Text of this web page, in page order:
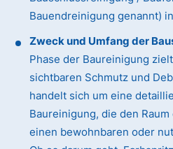
Bauendreinigung genannt)
Zweck und Umfang der
Phase der Baureinigung
sichtbaren Schmutz und
handelt sich um eine
Baureinigung, die den
einen bewohnbaren oder